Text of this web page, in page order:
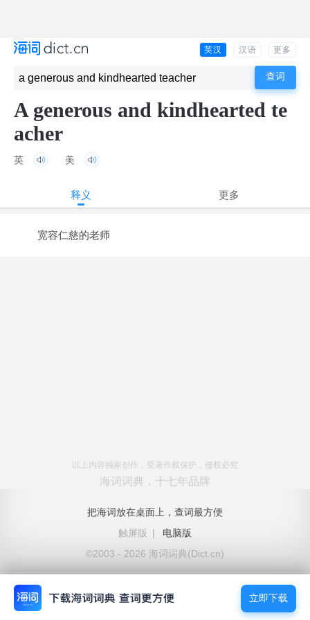
英汉 汉语 更多
A generous and kindhearted te
acher
英 美
释义 更多
宽容仁慈的老师
以上内容独家创作，受著作权保护，侵权必究
海词词典，十七年品牌
把海词放在桌面上，查词最方便
触屏版
|
电脑版
©2003 - 2026 海词词典(Dict.cn)
立即下载
立即下载